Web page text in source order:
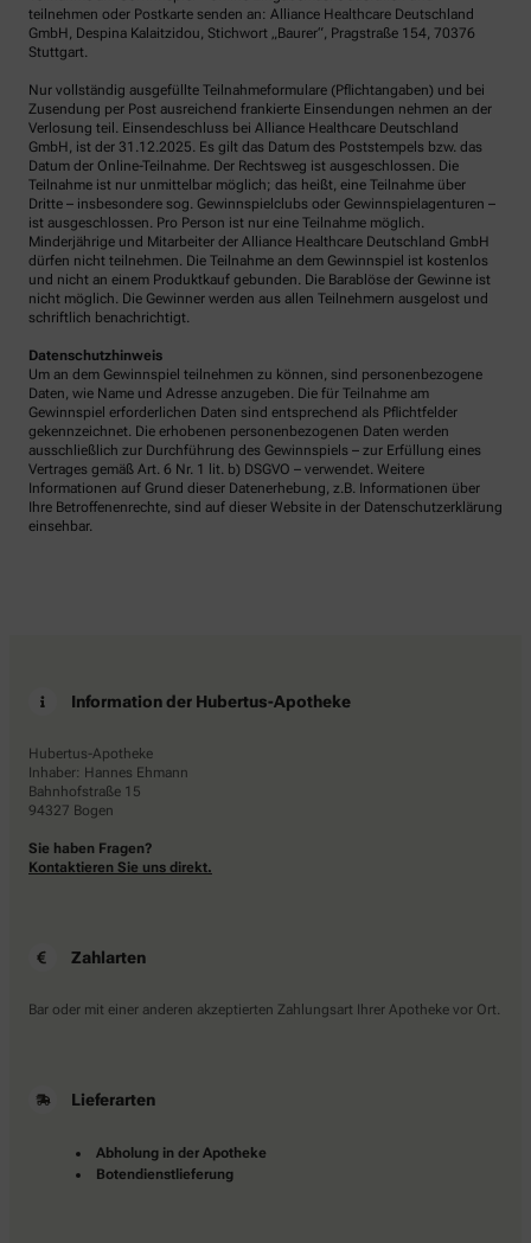
teilnehmen oder Postkarte senden an: Alliance Healthcare Deutschland
GmbH, Despina Kalaitzidou, Stichwort „Baurer“, Pragstraße 154, 70376
Stuttgart.
Nur vollständig ausgefüllte Teilnahmeformulare (Pflichtangaben) und bei
Zusendung per Post ausreichend frankierte Einsendungen nehmen an der
Verlosung teil. Einsendeschluss bei Alliance Healthcare Deutschland
GmbH, ist der 31.12.2025. Es gilt das Datum des Poststempels bzw. das
Datum der Online-Teilnahme. Der Rechtsweg ist ausgeschlossen. Die
Teilnahme ist nur unmittelbar möglich; das heißt, eine Teilnahme über
Dritte – insbesondere sog. Gewinnspielclubs oder Gewinnspielagenturen –
ist ausgeschlossen. Pro Person ist nur eine Teilnahme möglich.
Minderjährige und Mitarbeiter der Alliance Healthcare Deutschland GmbH
dürfen nicht teilnehmen. Die Teilnahme an dem Gewinnspiel ist kostenlos
und nicht an einem Produktkauf gebunden. Die Barablöse der Gewinne ist
nicht möglich. Die Gewinner werden aus allen Teilnehmern ausgelost und
schriftlich benachrichtigt.
Datenschutzhinweis
Um an dem Gewinnspiel teilnehmen zu können, sind personenbezogene
Daten, wie Name und Adresse anzugeben. Die für Teilnahme am
Gewinnspiel erforderlichen Daten sind entsprechend als Pflichtfelder
gekennzeichnet. Die erhobenen personenbezogenen Daten werden
ausschließlich zur Durchführung des Gewinnspiels – zur Erfüllung eines
Vertrages gemäß Art. 6 Nr. 1 lit. b) DSGVO – verwendet. Weitere
Informationen auf Grund dieser Datenerhebung, z.B. Informationen über
Ihre Betroffenenrechte, sind auf dieser Website in der Datenschutzerklärung
einsehbar.
Information der Hubertus-Apotheke
Hubertus-Apotheke
Inhaber: Hannes Ehmann
Bahnhofstraße 15
94327 Bogen
Sie haben Fragen?
Kontaktieren Sie uns direkt.
Zahlarten
Bar oder mit einer anderen akzeptierten Zahlungsart Ihrer Apotheke vor Ort.
Lieferarten
Abholung in der Apotheke
Botendienstlieferung